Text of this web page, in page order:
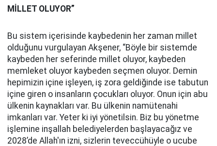
MİLLET OLUYOR”
Bu sistem içerisinde kaybedenin her zaman millet
olduğunu vurgulayan Akşener, “Böyle bir sistemde
kaybeden her seferinde millet oluyor, kaybeden
memleket oluyor kaybeden seçmen oluyor. Demin
hepimizin içine işleyen, iş zora geldiğinde ise tabutun
içine giren o insanların çocukları oluyor. Onun için abu
ülkenin kaynakları var. Bu ülkenin namütenahi
imkanları var. Yeter ki iyi yönetilsin. Biz bu yönetme
işlemine inşallah belediyelerden başlayacağız ve
2028’de Allah'ın izni, sizlerin teveccühüyle o ucube